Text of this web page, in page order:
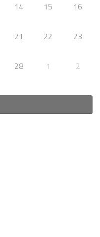
14 15 16
21 22 23
28 1 2